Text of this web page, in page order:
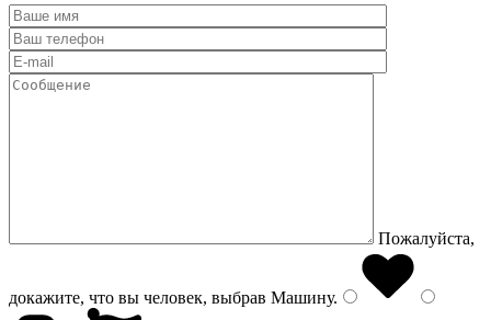
Пожалуйста,
докажите, что вы человек, выбрав Машину.